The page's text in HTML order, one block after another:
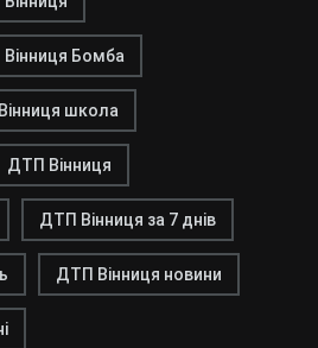
Вінниця Бомба
Вінниця школа
ДТП Вінниця
ДТП Вінниця за 7 днів
ДТП Вінниця новини